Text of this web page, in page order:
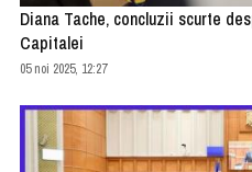
Diana Tache, concluzii scurte
Capitalei
05 noi 2025, 12:27